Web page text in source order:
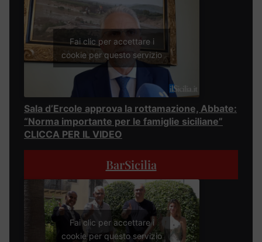
Fai clic per accettare i
cookie per questo servizio
Sala d’Ercole approva la rottamazione, Abbate:
“Norma importante per le famiglie siciliane”
CLICCA PER IL VIDEO
BarSicilia
Fai clic per accettare i
cookie per questo servizio